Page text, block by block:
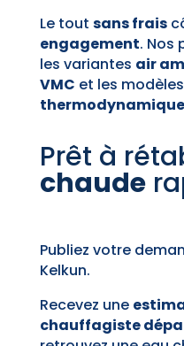
Le tout sans frais
engagement. Nos
les variantes air
VMC et les modèles
Prêt à
chaude
Publiez votre
Kelkun.
Recevez une
chauffagiste